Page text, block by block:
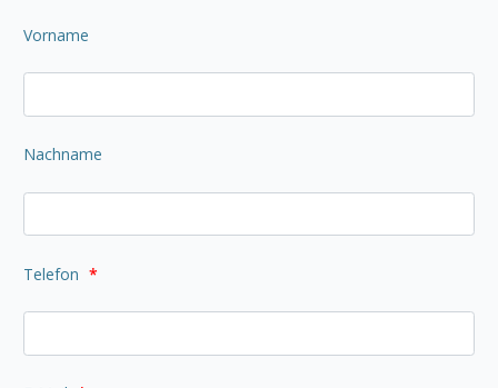
Vorname
Nachname
Telefon *